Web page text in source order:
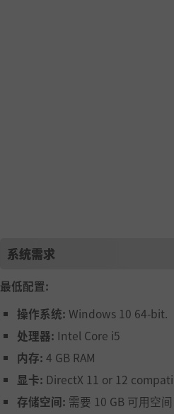
系统需求
最低配置:
操作系统: Windows 10 64-bit.
处理器: Intel Core i5
内存: 4 GB RAM
显卡: DirectX 11 or 12
存储空间: 需要 10 GB 可用空间